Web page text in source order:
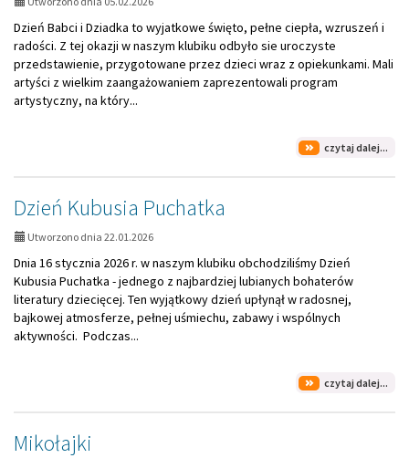
Dzień Babci i Dziadka to wyjatkowe święto, pełne ciepła, wzruszeń i
radości. Z tej okazji w naszym klubiku odbyło sie uroczyste
przedstawienie, przygotowane przez dzieci wraz z opiekunkami. Mali
artyści z wielkim zaangażowaniem zaprezentowali program
artystyczny, na który...
czytaj dalej...
Dzień Kubusia Puchatka
Utworzono dnia 22.01.2026
Dnia 16 stycznia 2026 r. w naszym klubiku obchodziliśmy Dzień
Kubusia Puchatka - jednego z najbardziej lubianych bohaterów
literatury dziecięcej. Ten wyjątkowy dzień upłynął w radosnej,
bajkowej atmosferze, pełnej uśmiechu, zabawy i wspólnych
aktywności. Podczas...
czytaj dalej...
Mikołajki